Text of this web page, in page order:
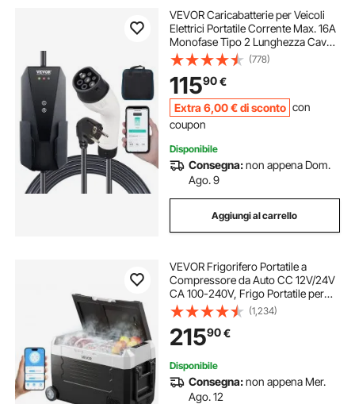
VEVOR Caricabatterie per Veicoli
Elettrici Portatile Corrente Max. 16A
Monofase Tipo 2 Lunghezza Cavo
8,6m, Caricabatterie EV Portatile
Impermeabilità IP66 Controllo APP
Potenza Massima 3,68 kW 230V
(778)
11590€
Extra 6,00 €di sconto con
coupon
Disponibile
Consegna:non appena Dom.
Ago. 9
Aggiungi al carrello
VEVOR Frigorifero Portatile a
Compressore da Auto CC 12V/24V
CA 100-240V, Frigo Portatile per
Campeggio Viaggio Pesca
Capienza 35 Litri Contenitore -20 a
20 °C Doppia Zona con Ruote
Controllo APP
(1,234)
21590€
Disponibile
Consegna:non appena Mer.
Ago. 12